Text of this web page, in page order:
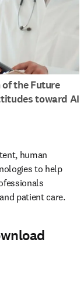
the Future
toward AI
human
to help
patient care.